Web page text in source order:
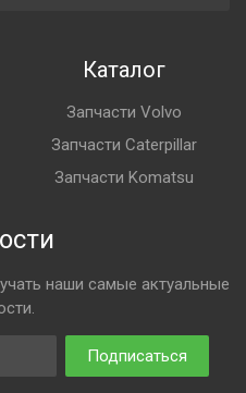
Каталог
Запчасти Volvo
Запчасти Caterpillar
Запчасти Komatsu
наши самые актуальные
Подписаться